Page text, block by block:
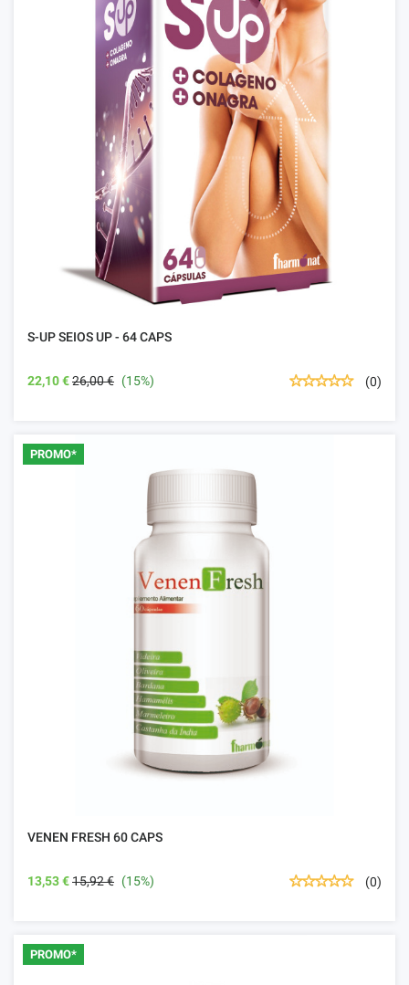
S-UP SEIOS UP - 64 CAPS
22,10 €26,00 € (15%) (0)
PROMO*
VENEN FRESH 60 CAPS
13,53 €15,92 € (15%) (0)
PROMO*